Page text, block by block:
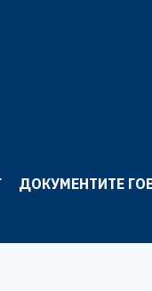
ДОКУМЕНТИТЕ